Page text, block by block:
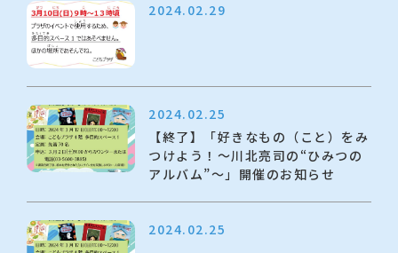
2024.02.29
2024.02.25
【終了】「好きなもの（こと）をみ
つけよう！～川北亮司の“ひみつの
アルバム”～」開催のお知らせ
2024.02.25